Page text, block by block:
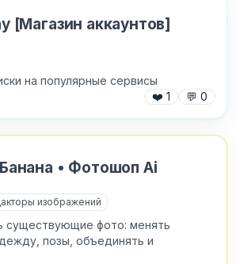
[Магазин аккаунтов]
на популярные сервисы
❤️ 1 💬 0
• Фотошоп Ai
изображений
существующие фото: менять
позы, объединять и